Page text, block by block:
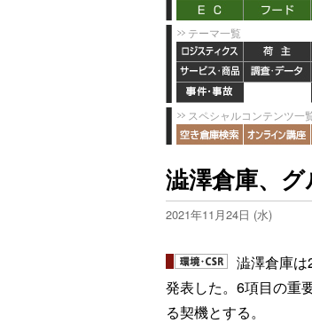
テーマ一覧
スペシャルコンテンツ一
澁澤倉庫、
2021年11月24日 (水)
澁澤倉庫
発表した。6項目の重
る契機とする。